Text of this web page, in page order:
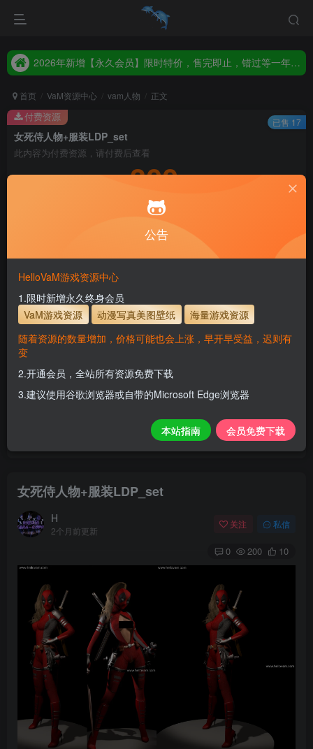
2026年新增【永久会员】限时特价，售完即止，错过等一年！！！
2026年新增【永久会员】限时特价，售完即止，错过等一年！！！
首页 VaM资源中心 vam人物 正文
女死侍人物+服装LDP_set
此内容为付费资源，请付费后查看
300
永久至尊会员终生有效
会员免费下载资源
主流网盘——高速下载
支付页面打不开或支付后不跳转请联系QQ：3317425885
服装使用教程
解压密码 www.hellovam.com
开通会员【免费下载】全站资源！
1.为了资源不失效！请不要在线解压！
3.有任何问题请联系客服或评论留言。
付费资源 已售 17
女死侍人物+服装LDP_set
H
2个月前更新
关注 私信
0 200 10
公告
HelloVaM游戏资源中心
1.限时新增永久终身会员
VaM游戏资源
动漫写真美图壁纸
海量游戏资源
随着资源的数量增加，价格可能也会上涨，早开早受益，迟则有
变
2.开通会员，全站所有资源免费下载
3.建议使用谷歌浏览器或自带的Microsoft Edge浏览器
本站指南 会员免费下载